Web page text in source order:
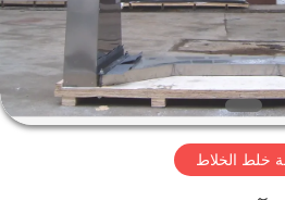
خلط الخلاط